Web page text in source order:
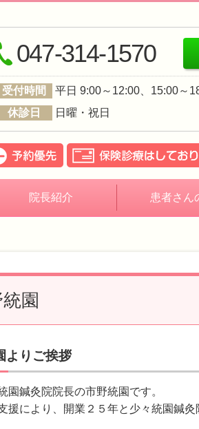
047-314-1570
受付時間
平日 9:00～12:00、15:00～
休診日
日曜・祝日
院長紹介 患者さん
園
よりご挨拶
園鍼灸院院長の市野統園です。
援により、開業２５年と少々統園鍼